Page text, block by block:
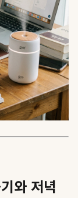
와 저녁